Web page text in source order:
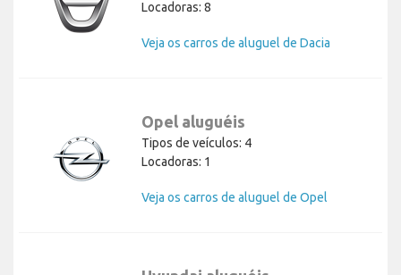
Locadoras: 8
Veja os carros de aluguel de Dacia
Opel aluguéis
Tipos de veículos: 4
Locadoras: 1
Veja os carros de aluguel de Opel